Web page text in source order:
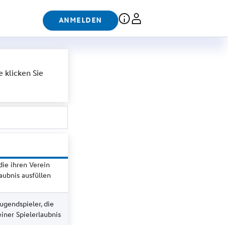
ANMELDEN
klicken Sie
ihren Verein
ausfüllen
die
Spielerlaubnis